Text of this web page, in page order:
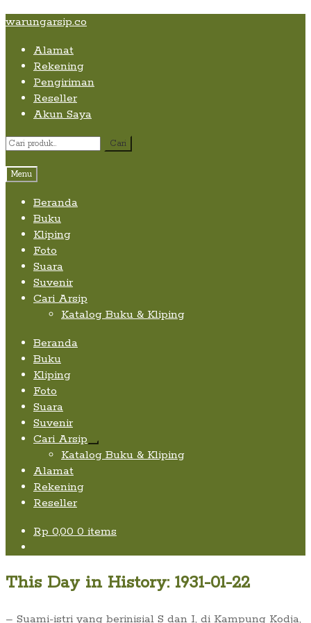
Skip
content
Skip
navigation
Skip
content
warungarsip.co
Alamat
Rekening
Pengiriman
Reseller
Akun Saya
Pencarian
Cari
Menu
Beranda
Buku
Kliping
Foto
Suara
Suvenir
Cari Arsip
Katalog Buku & Kliping
Beranda
Buku
Kliping
Foto
Suara
Suvenir
Cari Arsip
Expand
child
Katalog Buku & Kliping
Alamat
Rekening
Reseller
Rp 0,00 0 items
This Day in History: 1931-01-22
– Suami-istri yang berinisial S dan I, di Kampung Kodja,